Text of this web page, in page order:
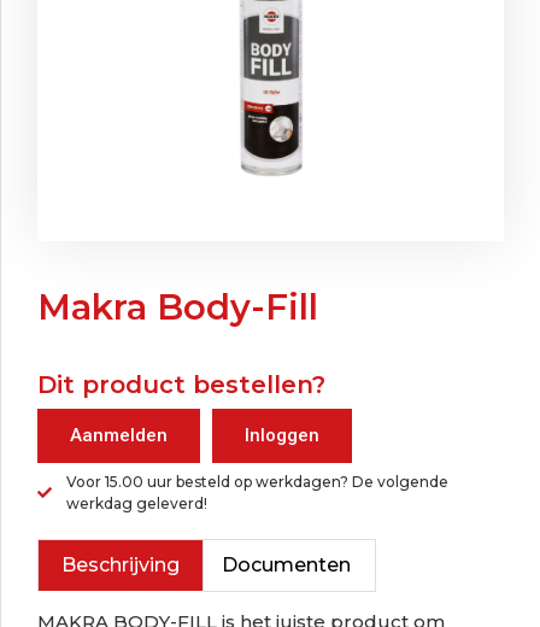
Makra Body-Fill
Dit product bestellen?
Aanmelden Inloggen
Voor 15.00 uur besteld op werkdagen? De volgende
werkdag geleverd!
Beschrijving Documenten
MAKRA BODY-FILL is het juiste product om